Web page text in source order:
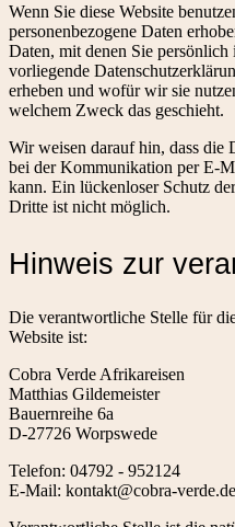
Wenn Sie diese Website
personenbezogene Daten
Daten, mit denen Sie
vorliegende
erheben und wofür wir sie
welchem Zweck das geschieht.
Wir weisen darauf hin, dass die
bei der Kommunikation per E-
kann. Ein lückenloser Schutz
Dritte ist nicht möglich.
Hinweis zur
Die verantwortliche Stelle für
Website ist:
Cobra Verde Afrikareisen
Matthias Gildemeister
Bauernreihe 6a
D-27726 Worpswede
Telefon: 04792 - 952124
E-Mail: kontakt@cobra-verde.de